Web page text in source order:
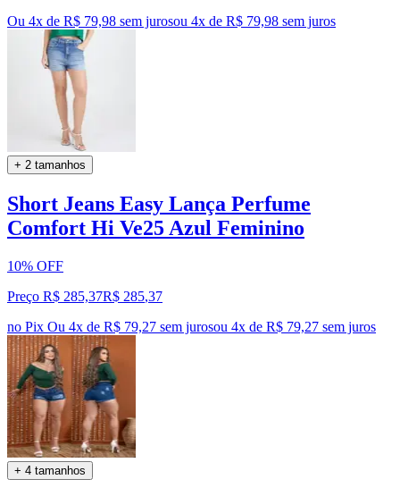
Ou 4x de R$ 79,98 sem jurosou 4x de R$ 79,98 sem juros
+ 2 tamanhos
Short Jeans Easy Lança Perfume
Comfort Hi Ve25 Azul Feminino
10% OFF
Preço R$ 285,37R$ 285,37
no Pix Ou 4x de R$ 79,27 sem jurosou 4x de R$ 79,27 sem juros
+ 4 tamanhos